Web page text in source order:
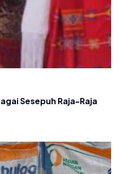
Sesepuh Raja-Raja